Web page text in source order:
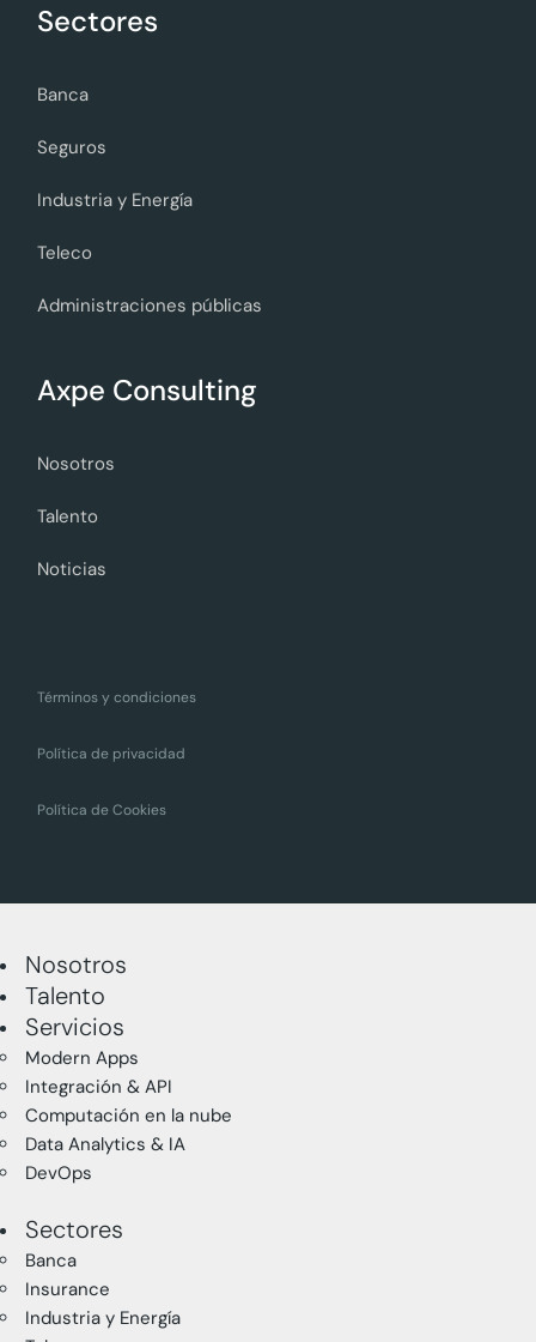
Sectores
Banca
Seguros
Industria y Energía
Teleco
Administraciones públicas
Axpe Consulting
Nosotros
Talento
Noticias
Términos y condiciones
Política de privacidad
Política de Cookies
Nosotros
Talento
Servicios
Modern Apps
Integración & API
Computación en la nube
Data Analytics & IA
DevOps
Sectores
Banca
Insurance
Industria y Energía